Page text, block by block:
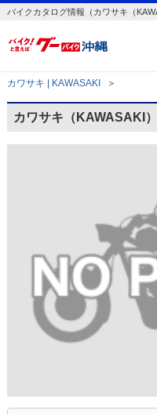
バイクカタログ情報（カワサキ（
カワサキ | KAWASAKI ＞
カワサキ（KAWASAKI